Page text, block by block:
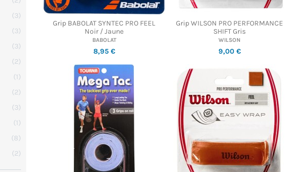
Grip BABOLAT SYNTEC PRO FEEL
Noir / Jaune
BABOLAT
8,95 €
Grip WILSON PRO PERFORMANCE
SHIFT Gris
WILSON
9,00 €
3
3
3
2
1
2
3
1
8
2